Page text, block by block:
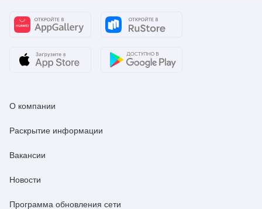
О компании
Раскрытие информации
Вакансии
Новости
Программа обновления сети